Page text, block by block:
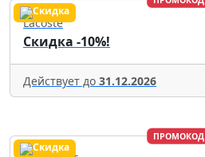
Lacoste
Скидка -10%!
Действует до 31.12.2026
ПРОМОКОД